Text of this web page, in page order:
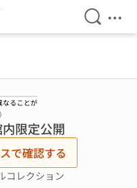
検索を
メ
なることが
限定公開
で確認する
コレクション